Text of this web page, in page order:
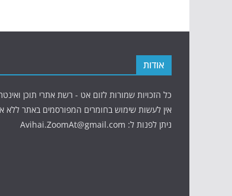
אודות
כל הזכויות שמורות לזום אט - רשת אתרי תוכן
אין לעשות שימוש בחומרים המפורסמים באתר ללא
ניתן לפנות ל: Avihai.ZoomAt@gmail.com